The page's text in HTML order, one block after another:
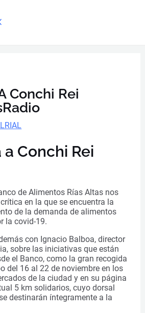
Conchi Rei
Conchi Rei
de Alimentos Rías Altas nos
en la que se encuentra la
de la demanda de alimentos
la covid-19.
con Ignacio Balboa, director
sobre las iniciativas que están
el Banco, como la gran recogida
del 16 al 22 de noviembre en los
de la ciudad y en su página
5 km solidarios, cuyo dorsal
destinarán íntegramente a la